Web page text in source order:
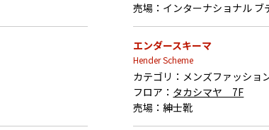
売場： インターナショナル ブ
エンダースキーマ
Hender Scheme
カテゴリ： メンズファッショ
フロア： タカシマヤ 7F
売場：紳士靴